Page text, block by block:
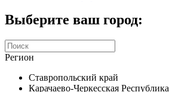
Выберите ваш город:
Регион
Ставропольский край
Карачаево-Черкесская Республика